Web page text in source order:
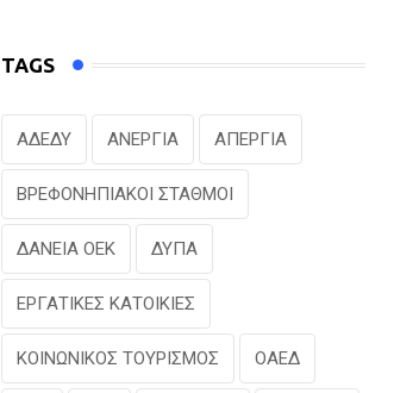
TAGS
ΑΔΕΔΥ ΑΝΕΡΓΙΑ ΑΠΕΡΓΙΑ
ΒΡΕΦΟΝΗΠΙΑΚΟΙ ΣΤΑΘΜΟΙ
ΔΑΝΕΙΑ ΟΕΚ ΔΥΠΑ
ΕΡΓΑΤΙΚΕΣ ΚΑΤΟΙΚΙΕΣ
ΚΟΙΝΩΝΙΚΟΣ ΤΟΥΡΙΣΜΟΣ ΟΑΕΔ